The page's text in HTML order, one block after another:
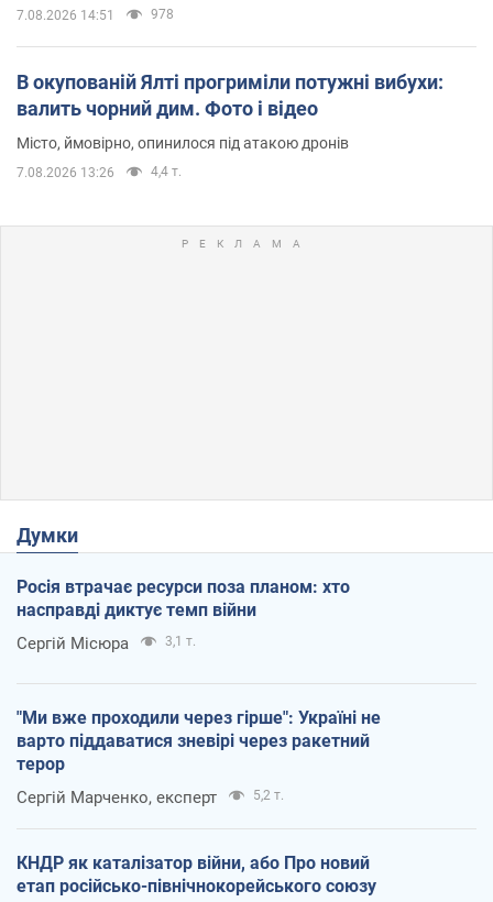
7.08.2026 14:51 978
В окупованій Ялті прогриміли потужні вибухи:
валить чорний дим. Фото і відео
Місто, ймовірно, опинилося під атакою дронів
7.08.2026 13:26 4,4 т.
Думки
Росія втрачає ресурси поза планом: хто
насправді диктує темп війни
Сергій Місюра 3,1 т.
"Ми вже проходили через гірше": Україні не
варто піддаватися зневірі через ракетний
терор
Сергій Марченко, експерт 5,2 т.
КНДР як каталізатор війни, або Про новий
етап російсько-північнокорейського союзу